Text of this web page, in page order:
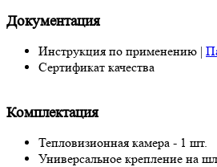
Документация
Инструкция по применению |
Сертификат качества
Комплектация
Тепловизионная камера - 1 шт.
Универсальное крепление на